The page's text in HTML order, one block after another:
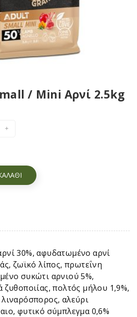
/ Mini Αρνί 2.5kg
30%, αφυδατωμένο αρνί
ζωϊκό λίπος, πρωτεΐνη
συκώτι αρνιού 5%,
ζυθοποιίας, πολτός μήλου 1,9%,
αλεύρι
φυτικό σύμπλεγμα 0,6%